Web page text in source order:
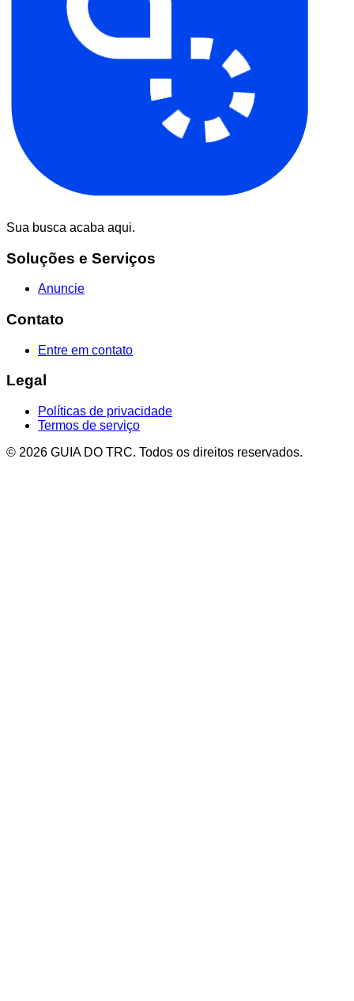
Sua busca acaba aqui.
Soluções e Serviços
Anuncie
Contato
Entre em contato
Legal
Políticas de privacidade
Termos de serviço
© 2026 GUIA DO TRC. Todos os direitos reservados.